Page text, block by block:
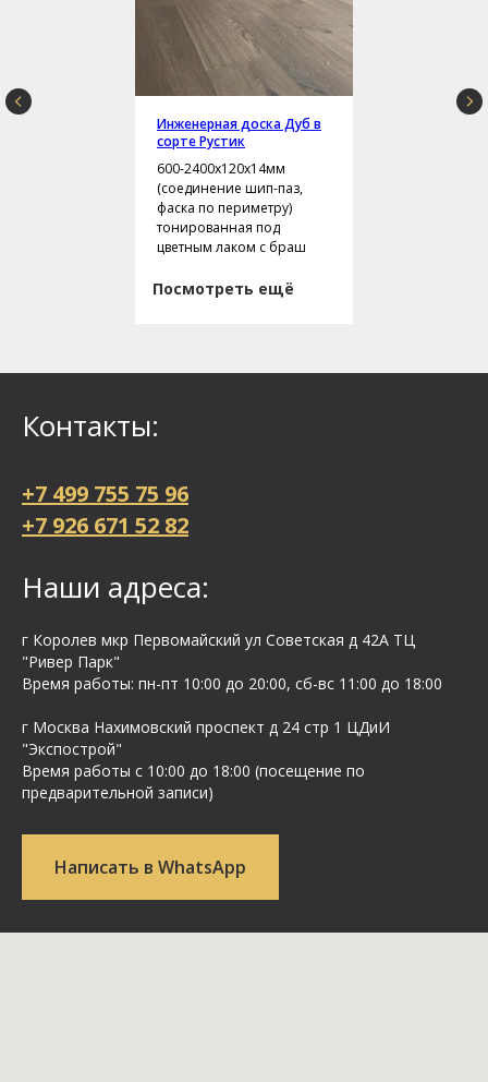
Инженерная доска Дуб в
сорте Рустик
600-2400х120х14мм
(соединение шип-паз,
фаска по периметру)
тонированная под
цветным лаком с браш
Посмотреть ещё
Контакты:
+7 499 755 75 96
+7 926 671 52 82
Наши адреса:
г Королев мкр Первомайский ул Cоветская д 42А ТЦ
"Ривер Парк"
Время работы: пн-пт 10:00 до 20:00, сб-вс 11:00 до 18:00
г Москва Нахимовский проспект д 24 стр 1 ЦДиИ
"Экспострой"
Время работы с 10:00 до 18:00 (посещение по
предварительной записи)
Написать в WhatsApp